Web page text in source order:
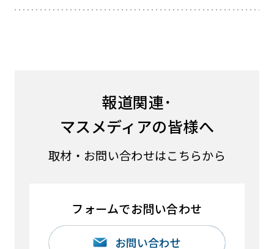
報道関連･
マスメディアの皆様へ
取材・お問い合わせはこちらから
フォームでお問い合わせ
お問い合わせ